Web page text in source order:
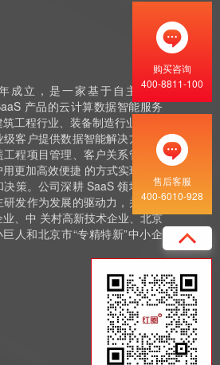
成立，是一家基于自主研发
产品的云计算数据智能服务
工程行业、装备制造行业 和泛
客户提供数据智能解决方案，
程项目管理、客户关系管理等
更加高效便捷 的方式实现数字
策。公司深耕 SaaS 领域十余
发作为发展的驱动力，并获评
、中 关村高新技术企业、北京
巨人和北京市“专精特新”中小企
购买咨询
400-8811-100
售后客服
400-6010-928